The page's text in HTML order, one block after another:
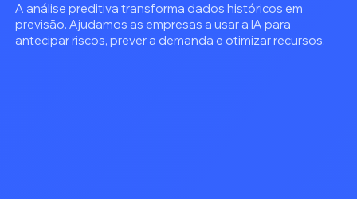
A análise preditiva transforma dados históricos em
previsão. Ajudamos as empresas a usar a IA para
antecipar riscos, prever a demanda e otimizar recursos.